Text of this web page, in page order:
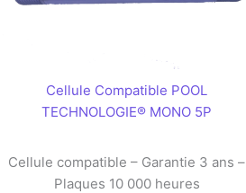
Cellule Compatible POOL
TECHNOLOGIE® MONO 5P
Cellule compatible – Garantie 3 ans –
Plaques 10 000 heures